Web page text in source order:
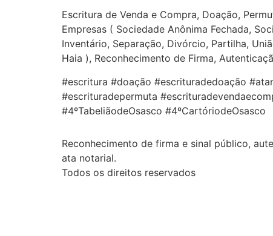
Escritura de Venda e Compra, Doação,
Empresas ( Sociedade Anônima Fechada,
Inventário, Separação, Divórcio, Partilha,
Haia ), Reconhecimento de Firma,
#escritura #doação #escrituradedoação
#escrituradepermuta
#4ºTabeliãodeOsasco #4ºCartóriodeOsasco
Reconhecimento de firma e sinal público,
ata notarial.
Todos os direitos reservados